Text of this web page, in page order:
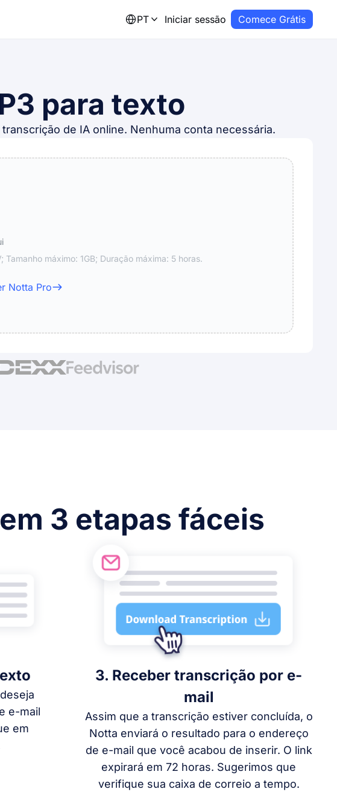
PT Iniciar sessão Comece Grátis
para texto
de IA online. Nenhuma conta necessária.
máximo: 1GB; Duração máxima: 5 horas.
Notta Pro
3 etapas fáceis
e-mail
em
3. Receber transcrição por e-
mail
Assim que a transcrição estiver concluída, o
Notta enviará o resultado para o endereço
de e-mail que você acabou de inserir. O link
expirará em 72 horas. Sugerimos que
verifique sua caixa de correio a tempo.